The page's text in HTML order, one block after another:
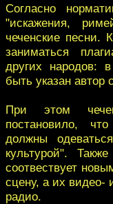
Согласно
"искажения,
чеченские песни.
заниматься
других народов:
быть указан автор
При этом
постановило,
должны
культурой".
соотвествует
сцену, а их видео-
радио.